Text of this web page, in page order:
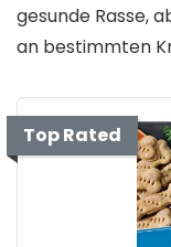
gesunde Rasse,
an bestimmten
Top Rated